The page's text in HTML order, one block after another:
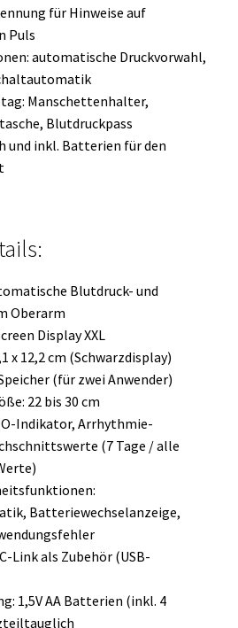
für Hinweise auf
Puls
automatische Druckvorwahl,
Manschettenhalter,
Blutdruckpass
inkl. Batterien für den
Blutdruck- und
Oberarm
Display XXL
x 12,2 cm (Schwarzdisplay)
(für zwei Anwender)
22 bis 30 cm
Indikator, Arrhythmie-
(7 Tage / alle
Batteriewechselanzeige,
Link als Zubehör (USB-
1,5V AA Batterien (inkl. 4